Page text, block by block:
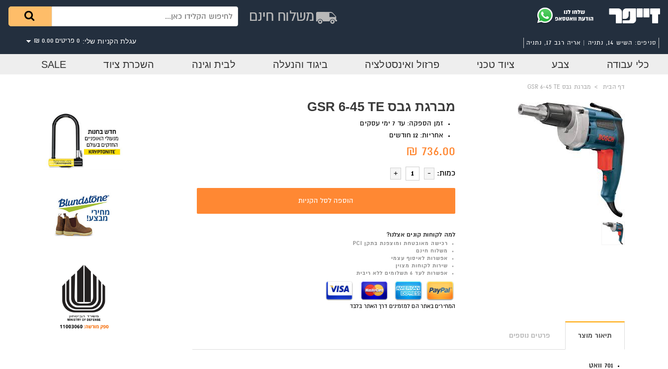
עגלת הקניות שלי: 0 פריטים 0.00 ₪ סניפים: השיש 14, נתניה | אריה רגב 17, נתניה
כלי עבודה צבע ציוד טכני פרזול ואינסטלציה ביגוד והנעלה לבית וגינה השכרת ציוד SALE
דף הבית > מברגת גבס GSR 6-45 TE
מברגת גבס GSR 6-45 TE
זמן הספקה: עד 7 ימי עסקים
אחריות: 12 חודשים
736.00 ₪
כמות:
הוספה לסל הקניות
למה לקוחות קונים אצלנו?
רכישה מאובטחת ומוצפנת בתקן PCI
משלוח חינם
אפשרות לאיסוף עצמי
שירות לקוחות מצוין
אפשרות לעד 6 תשלומים ללא ריבית
המחירים באתר הם למזמינים דרך האתר בלבד
תיאור מוצר פרטים נוספים
701 וואט